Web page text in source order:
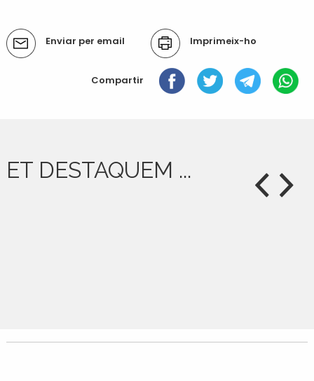
Accions
del
Enviar per email Imprimeix-ho
Compartir
ET DESTAQUEM ...